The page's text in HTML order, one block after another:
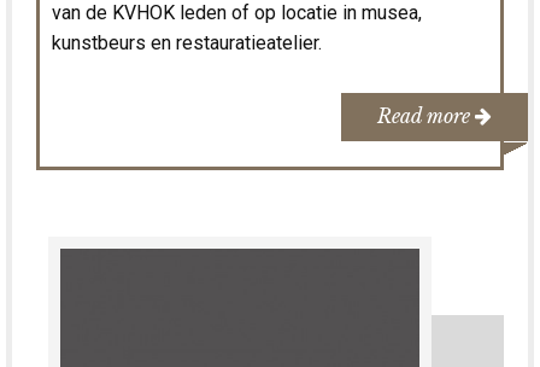
van de KVHOK leden of op locatie in musea,
kunstbeurs en restauratieatelier.
Read more